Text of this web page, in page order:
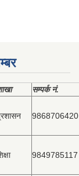
सम्‍पर्क नं.
9868706420
9849785117